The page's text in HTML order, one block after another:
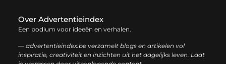
Over Advertentieindex
Een podium voor ideeën en verhalen.
— advertentieindex.be verzamelt blogs en artikelen vol
inspiratie, creativiteit en inzichten uit het dagelijks leven. Laat